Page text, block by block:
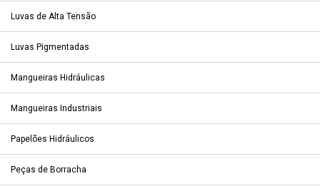
Luvas de Alta Tensão
Luvas Pigmentadas
Mangueiras Hidráulicas
Mangueiras Industriais
Papelões Hidráulicos
Peças de Borracha